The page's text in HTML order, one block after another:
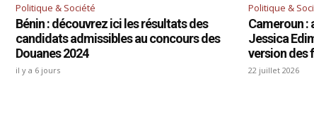
Politique & Société
Bénin : découvrez ici les résultats des
candidats admissibles au concours des
Douanes 2024
il y a 6 jours
Politique &
Cameroun :
Jessica
version des
22 juillet 2026